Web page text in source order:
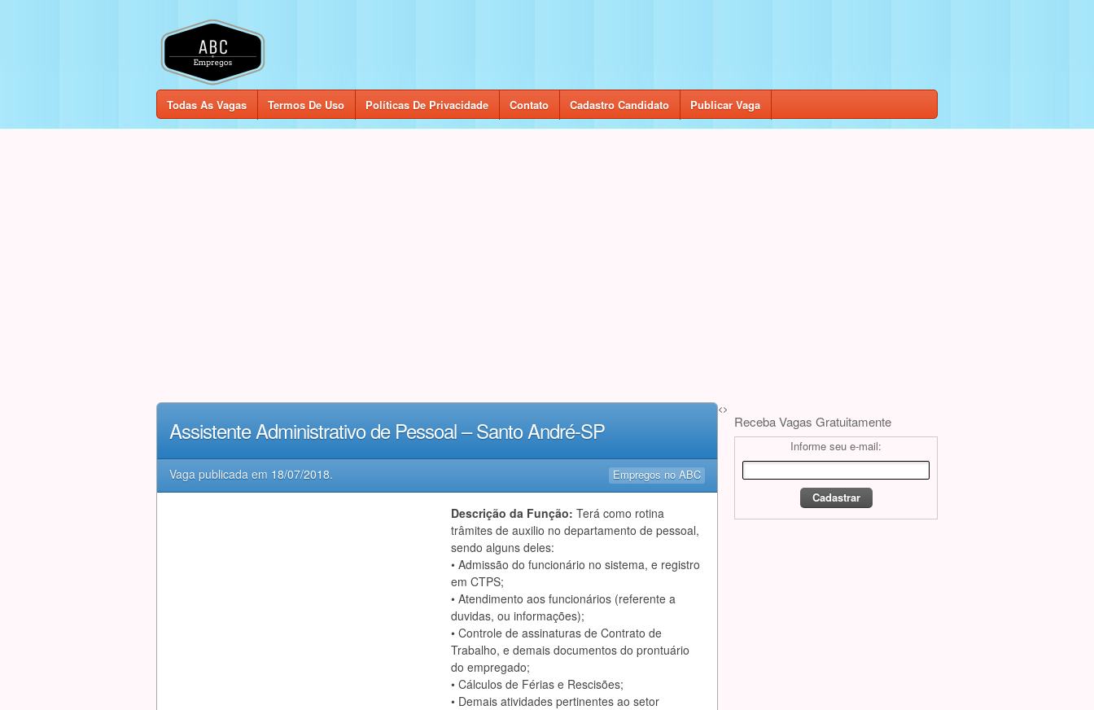
Todas As Vagas Termos De Uso Políticas De Privacidade Contato Cadastro Candidato Publicar Vaga
<>
Assistente Administrativo de Pessoal – Santo André-SP
Empregos no ABC
Vaga publicada em 18/07/2018.
Descrição da Função: Terá como rotina
trâmites de auxilio no departamento de pessoal,
sendo alguns deles:
• Admissão do funcionário no sistema, e registro
em CTPS;
• Atendimento aos funcionários (referente a
duvidas, ou informações);
• Controle de assinaturas de Contrato de
Trabalho, e demais documentos do prontuário
do empregado;
• Cálculos de Férias e Rescisões;
• Demais atividades pertinentes ao setor
Receba Vagas Gratuitamente
Informe seu e-mail: